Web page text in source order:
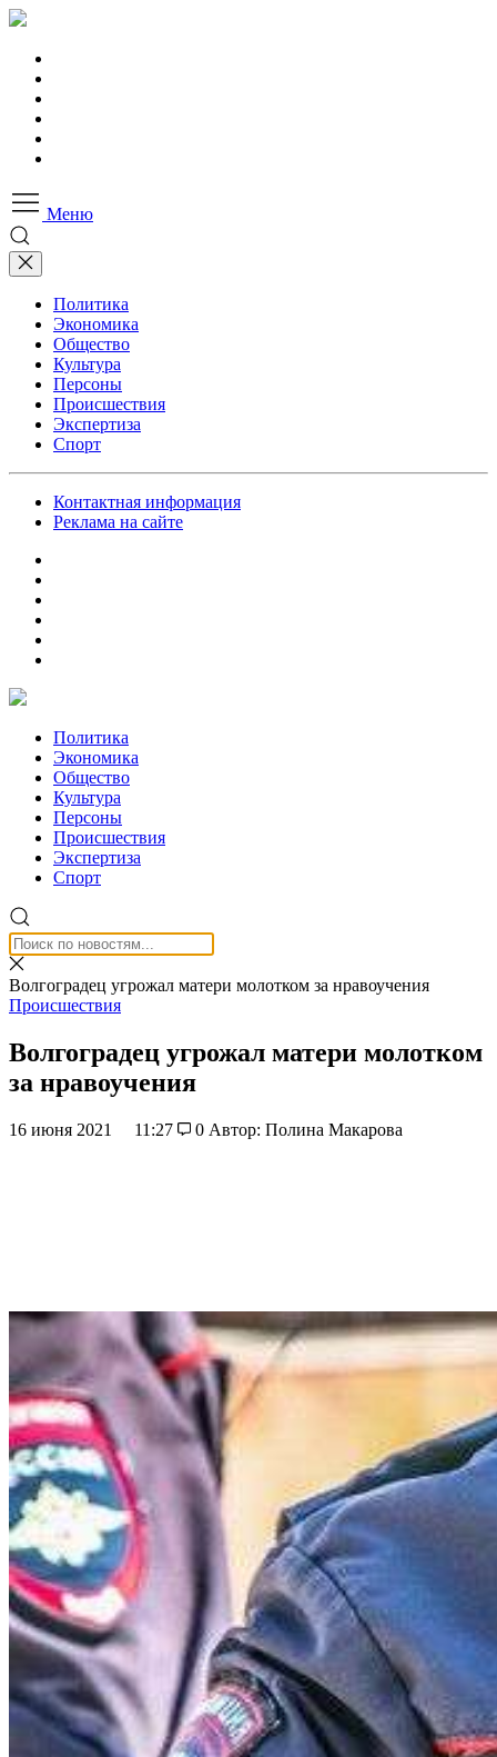
Меню
Политика
Экономика
Общество
Культура
Персоны
Происшествия
Экспертиза
Спорт
Контактная информация
Реклама на сайте
Политика
Экономика
Общество
Культура
Персоны
Происшествия
Экспертиза
Спорт
Волгоградец угрожал матери молотком за нравоучения
Происшествия
Волгоградец угрожал матери молотком
за нравоучения
16 июня 2021 11:27 0 Автор: Полина Макарова